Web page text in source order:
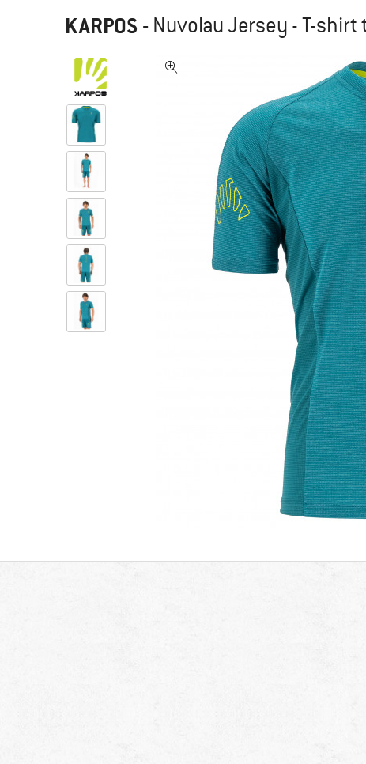
KARPOS - Nuvolau Jersey - T-